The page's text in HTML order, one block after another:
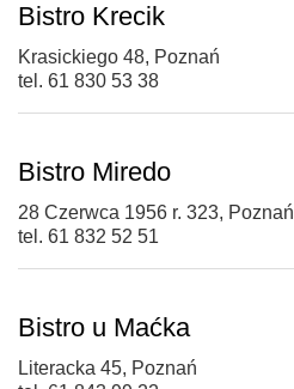
Bistro Krecik
Krasickiego 48, Poznań
tel. 61 830 53 38
Bistro Miredo
28 Czerwca 1956 r. 323, Poznań
tel. 61 832 52 51
Bistro u Maćka
Literacka 45, Poznań